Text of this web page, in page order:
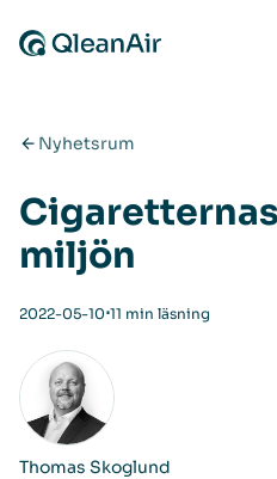
Nyhetsrum
miljön
2022-05-10⋅11 min läsning
Thomas Skoglund